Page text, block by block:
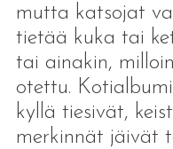
mutta katsojat
tietää kuka tai
tai ainakin,
otettu.
kyllä tiesivät,
merkinnät jäivät